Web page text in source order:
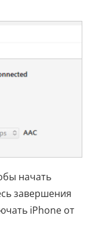
начать
завершения
iPhone от